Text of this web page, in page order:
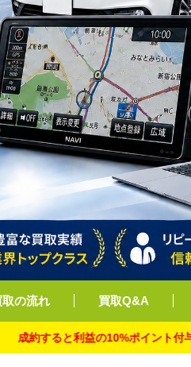
取の流れ 買取Q&A
ると利益の10%ポイント付与